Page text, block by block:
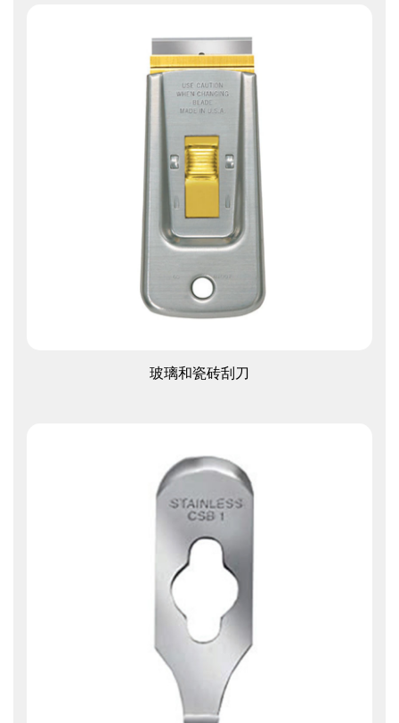
查看更多
玻璃和瓷砖刮刀